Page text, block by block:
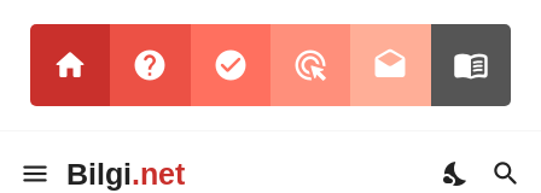
Bilgi.net